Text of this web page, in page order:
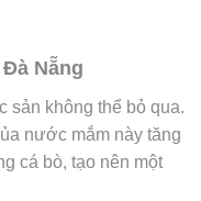
Nẵng
sản không thể bỏ qua.
nước mắm này tăng
cá bò, tạo nên một